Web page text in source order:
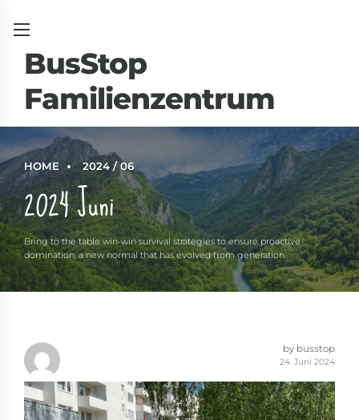
BusStop
Familienzentrum
HOME 2024 / 06
2024 Juni
Bring to the table win-win survival strategies to ensure proactive
domination, a new normal that has evolved from generation.
by busstop
24. Juni 2024